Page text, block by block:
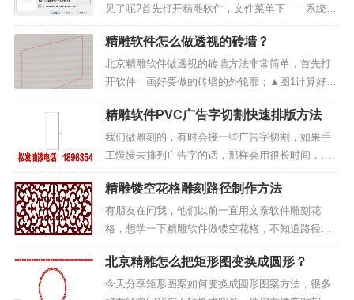
的时候显示为红色，...
见了呢?首先打开精雕软件，文件菜单下——系统设
置---功能定制，在模块名称前全部打勾，“确定”后重
启软件（如下图）。然后模块都会出现了。▲图1 功
能定制如果有的功能按钮找不到的话，可以把...
精雕软件怎么做透视的砖墙？
北京精雕软件做透视的砖墙方法非常简单，首先打
开软件，画好要做的砖墙的外轮廓；▲图1计算好轮
廓内要做的砖墙的数量，先画好整齐的砖墙（这里
选择画线，最终用导动生成砖墙的效果）。▲图2集
合线条后用艺术变形工具下的“封套变形”将砖墙线条
变形到轮廓内...
精雕软件PVC广告字切割快速排版方法
我们做雕刻的，有时会接一些广告字切割，如果手
工慢慢去排列广告字的话，那样会用很长时间，今
晚说的就是快速排列广告字切割方法，这方法非常
实用，希望此文对大家有帮助。打个比方，我们切
割“松发油漆电话：1896354xxxx”这几个广告字，那
么先在...
精雕镂空花格雕刻路径制作方法
有朋友在问我，他们以前一直用文泰软件雕刻花
格，想学一下精雕软件做镂空花格，不知道路径怎
么做？今天就围绕这个话题说说。▲图1 镂空花格
一、镂空花格图案花格图案一般做雕刻人电脑里都
会有现成的图案，如果没有图册的话，可以去购买
北京精雕怎么把矩形图变换成圆形？
今天分享矩形图案如何变换成圆形图案方法，很多